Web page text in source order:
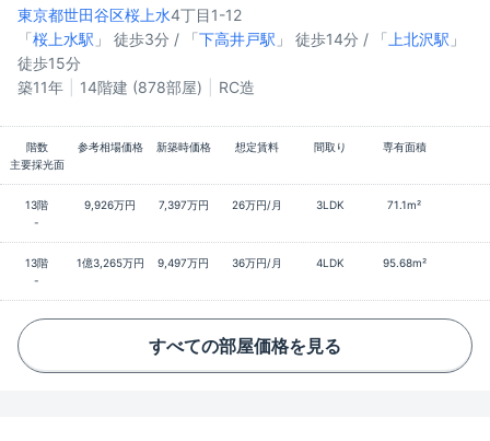
東京都世田谷区桜上水4丁目1-12
「桜上水駅 」 徒歩3分 / 「下高井戸駅 」 徒歩14分 / 「 上北沢駅 」
徒歩15分
築11年
14階建 (878部屋) RC造
階数 参考相場価格 新築時価格 想定賃料 間取り
専有面積
主要採光面
13階 9,926万円 7,397万円 26万円/月 3LDK
71.1m²
-
13階 1億3,265万円 9,497万円 36万円/月 4LDK
95.68m²
-
すべての部屋価格を見る